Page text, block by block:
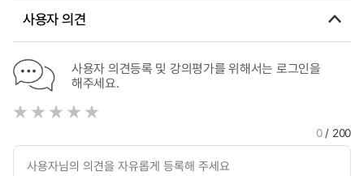
사용자 의견
사용자 의견등록 및 강의평가를 위해서는 로그인을
해주세요.
0/ 200